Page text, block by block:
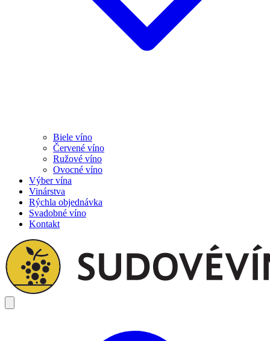
Biele víno
Červené víno
Ružové víno
Ovocné víno
Výber vína
Vinárstva
Rýchla objednávka
Svadobné víno
Kontakt